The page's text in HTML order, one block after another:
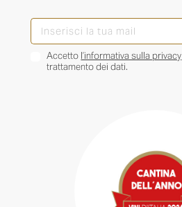
Accetto l’informativa sulla privacy
trattamento dei dati.